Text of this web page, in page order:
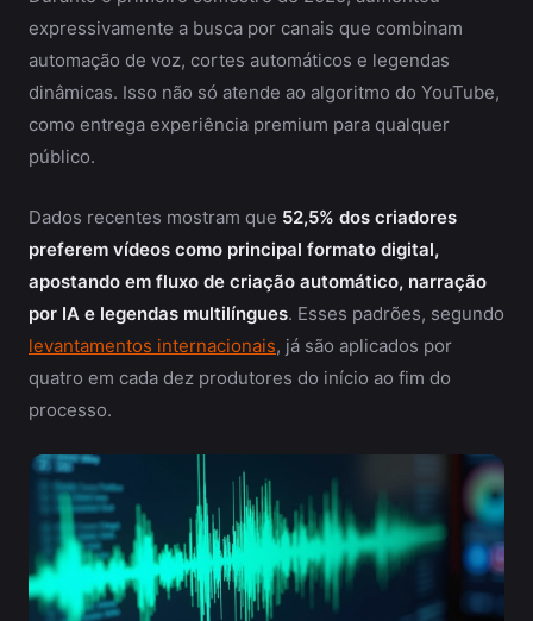
expressivamente a busca por canais que combinam
automação de voz, cortes automáticos e legendas
dinâmicas. Isso não só atende ao algoritmo do YouTube,
como entrega experiência premium para qualquer
público.
Dados recentes mostram que 52,5% dos criadores
preferem vídeos como principal formato digital,
apostando em fluxo de criação automático, narração
por IA e legendas multilíngues. Esses padrões, segundo
levantamentos internacionais, já são aplicados por
quatro em cada dez produtores do início ao fim do
processo.